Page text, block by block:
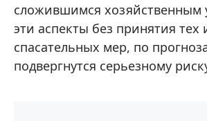
сложившимся хозяйственным
эти аспекты без принятия
спасательных мер, по
подвергнутся серьезному